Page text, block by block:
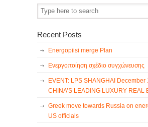
Recent Posts
Energopiisi merge Plan
Ενεργοποίηση σχέδιο συγχώνευσης
EVENT: LPS SHANGHAI December
CHINA’S LEADING LUXURY REAL
Greek move towards Russia on
US officials